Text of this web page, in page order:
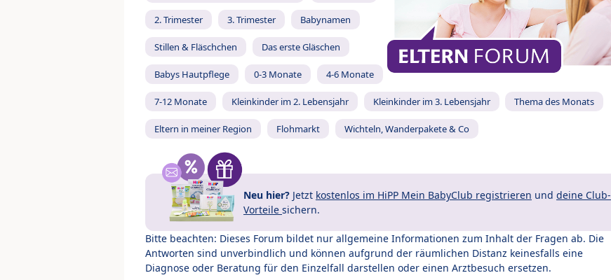
2. Trimester 3. Trimester Babynamen
Stillen & Fläschchen Das erste Gläschen
Babys Hautpflege 0-3 Monate 4-6 Monate
7-12 Monate Kleinkinder im 2. Lebensjahr Kleinkinder im 3. Lebensjahr Thema des Monats
Eltern in meiner Region Flohmarkt Wichteln, Wanderpakete & Co
Neu hier? Jetzt kostenlos im HiPP Mein BabyClub registrieren und deine Club-
Vorteile sichern.
Bitte beachten: Dieses Forum bildet nur allgemeine Informationen zum Inhalt der Fragen ab. Die
Antworten sind unverbindlich und können aufgrund der räumlichen Distanz keinesfalls eine
Diagnose oder Beratung für den Einzelfall darstellen oder einen Arztbesuch ersetzen.